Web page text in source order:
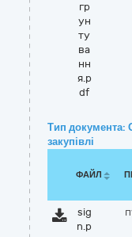
гр
ун
ту
ва
нн
я.p
df
Тип документа:
закупівлі
ФАЙЛ
sig
n.p